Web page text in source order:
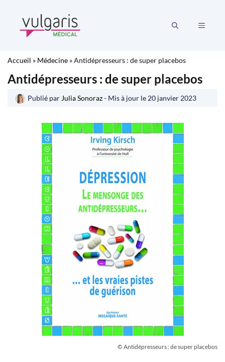
contenu
MENU
Accueil » Médecine »Antidépresseurs : de super placebos
Antidépresseurs : de super placebos
Publié par Julia Sonoraz- Mis à jour le 20 janvier 2023
© Antidépresseurs : de super placebos